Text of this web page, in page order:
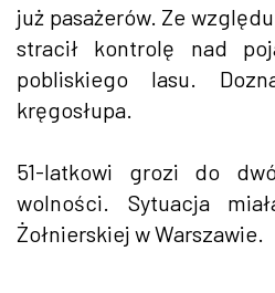
już pasażerów. Ze
stracił kontrolę nad
pobliskiego lasu.
kręgosłupa.
51-latkowi grozi do
wolności. Sytuacja
Żołnierskiej w Warszawie.